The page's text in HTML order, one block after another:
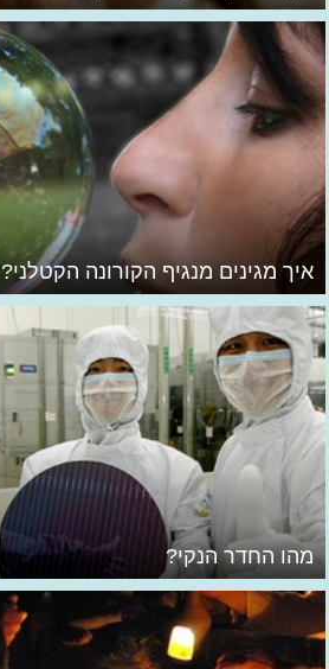
איך מגינים מנגיף הקורונה הקטלני?
מהו החדר הנקי?